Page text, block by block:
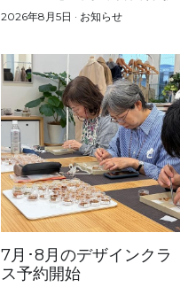
2026年8月5日 · お知らせ
7月･8月のデザインクラ
ス予約開始